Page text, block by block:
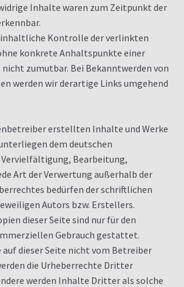
Inhalte waren zum Zeitpunkt der
Kontrolle der verlinkten
konkrete Anhaltspunkte einer
zumutbar. Bei Bekanntwerden von
werden wir derartige Links umgehend
erstellten Inhalte und Werke
dem deutschen
Bearbeitung,
Art der Verwertung außerhalb der
bedürfen der schriftlichen
Autors bzw. Erstellers.
dieser Seite sind nur für den
Gebrauch gestattet.
dieser Seite nicht vom Betreiber
die Urheberrechte Dritter
werden Inhalte Dritter als solche